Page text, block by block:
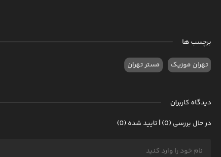
برچسب ها
تهران موزیک مستر تهران
دیدگاه کاربران
در حال بررسی (0) | تایید شده (0)